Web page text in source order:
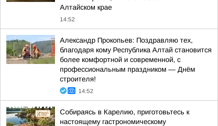
Алтайском крае
14:52
Александр Прокопьев: Поздравляю тех,
благодаря кому Республика Алтай становится
более комфортной и современной, с
профессиональным праздником — Днём
строителя!
14:52
Собираясь в Карелию, приготовьтесь к
настоящему гастрономическому